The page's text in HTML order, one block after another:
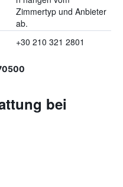
Zimmertyp und Anbieter
ab.
+30 210 321 2801
bei